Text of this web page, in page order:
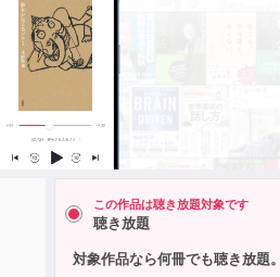
この作品は聴き放題対象です
聴き放題
対象作品なら何冊でも聴き放題。